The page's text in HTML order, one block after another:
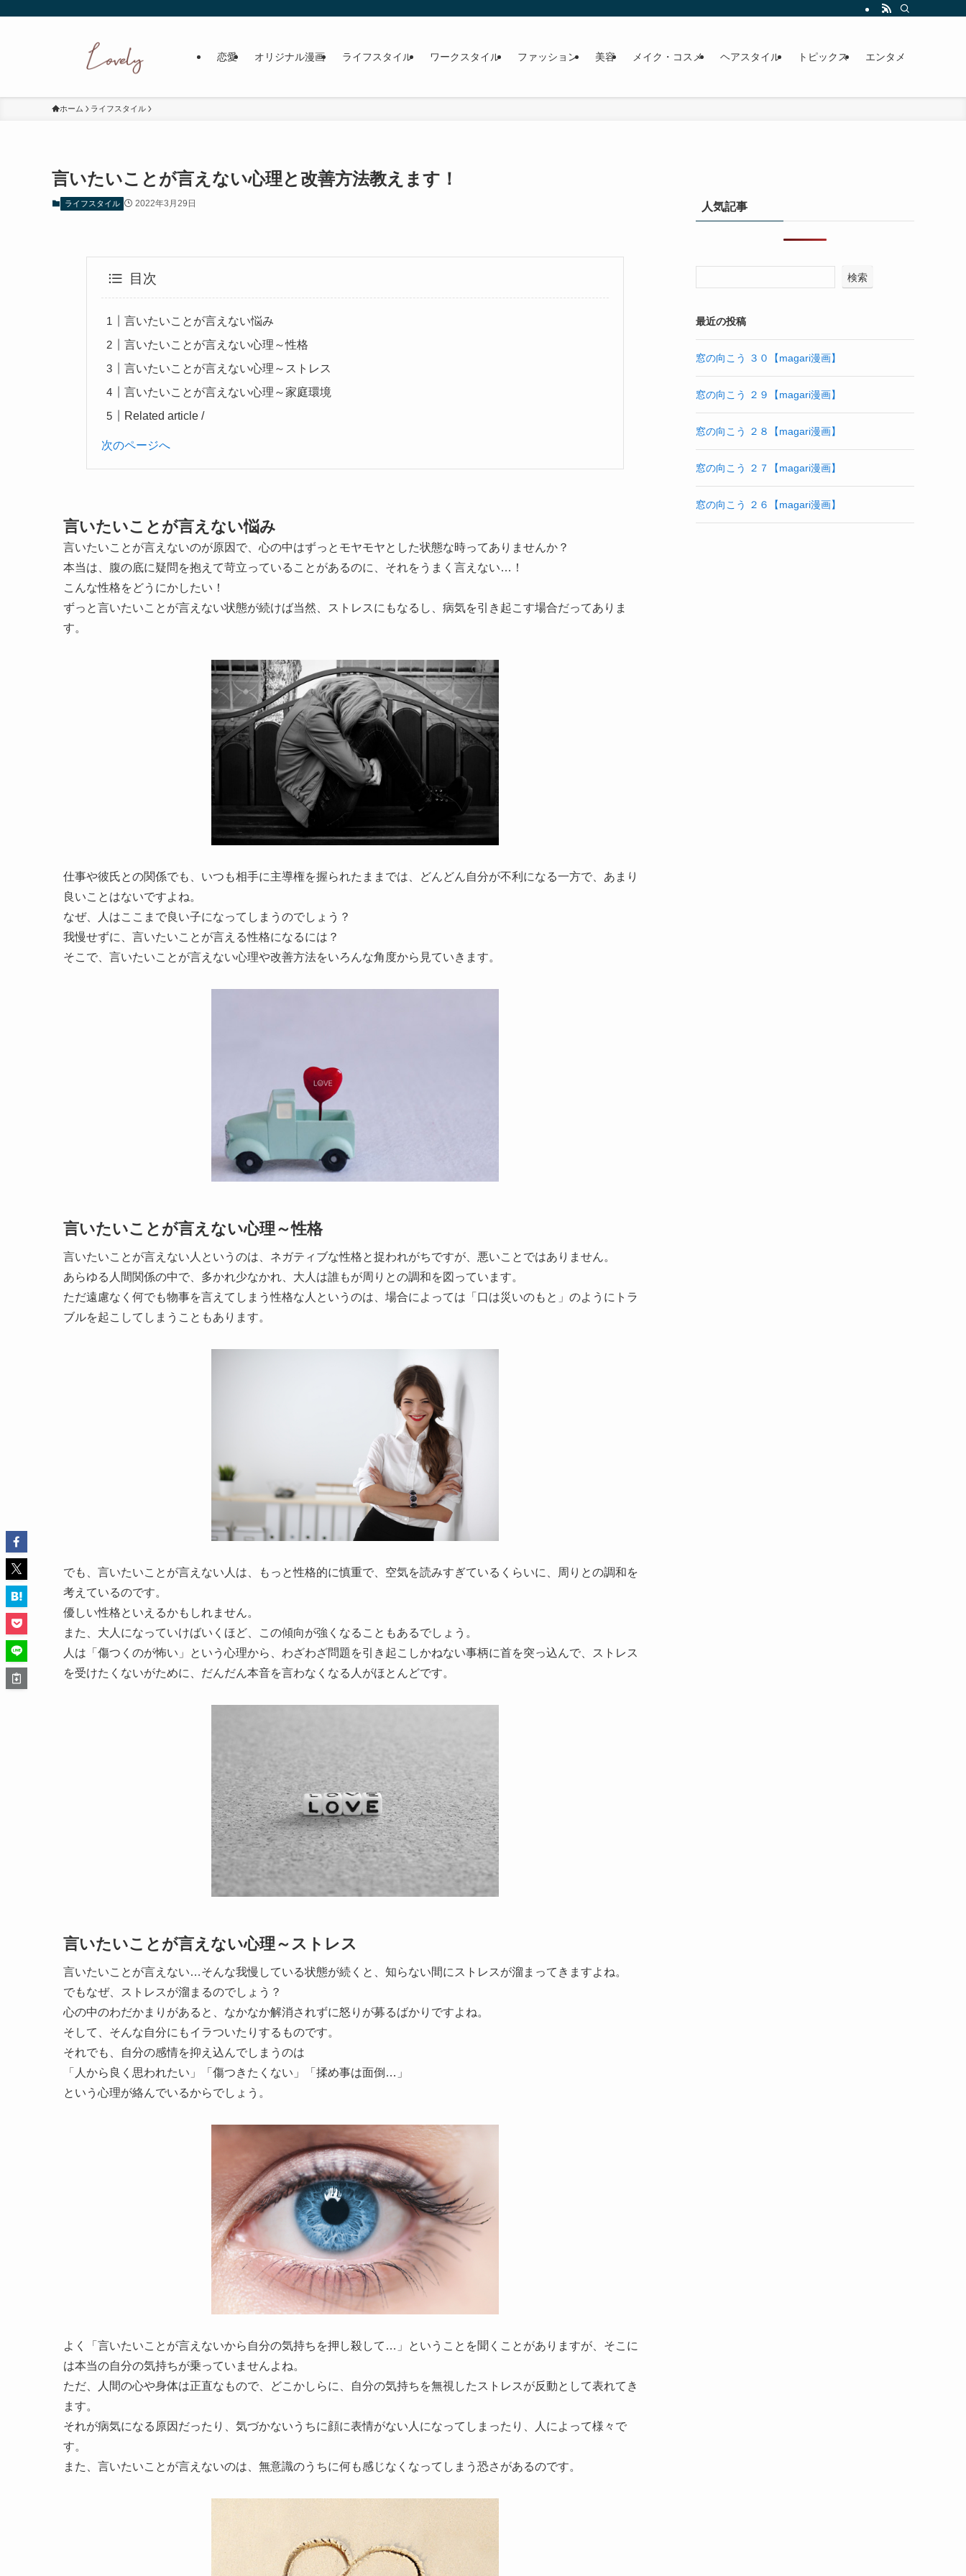
恋愛 オリジナル漫画 ライフスタイル ワークスタイル ファッション 美容 メイク・コスメ ヘアスタイル トピックス エンタメ
ホーム ライフスタイル
言いたいことが言えない心理と改善方法教えます！
ライフスタイル 2022年3月29日
目次
言いたいことが言えない悩み
言いたいことが言えない心理～性格
言いたいことが言えない心理～ストレス
言いたいことが言えない心理～家庭環境
Related article /
次のページへ
言いたいことが言えない悩み
言いたいことが言えないのが原因で、心の中はずっとモヤモヤとした状態な時ってありませんか？
本当は、腹の底に疑問を抱えて苛立っていることがあるのに、それをうまく言えない…！
こんな性格をどうにかしたい！
ずっと言いたいことが言えない状態が続けば当然、ストレスにもなるし、病気を引き起こす場合だってありま
す。
仕事や彼氏との関係でも、いつも相手に主導権を握られたままでは、どんどん自分が不利になる一方で、あまり
良いことはないですよね。
なぜ、人はここまで良い子になってしまうのでしょう？
我慢せずに、言いたいことが言える性格になるには？
そこで、言いたいことが言えない心理や改善方法をいろんな角度から見ていきます。
言いたいことが言えない心理～性格
言いたいことが言えない人というのは、ネガティブな性格と捉われがちですが、悪いことではありません。
あらゆる人間関係の中で、多かれ少なかれ、大人は誰もが周りとの調和を図っています。
ただ遠慮なく何でも物事を言えてしまう性格な人というのは、場合によっては「口は災いのもと」のようにトラ
ブルを起こしてしまうこともあります。
でも、言いたいことが言えない人は、もっと性格的に慎重で、空気を読みすぎているくらいに、周りとの調和を
考えているのです。
優しい性格といえるかもしれません。
また、大人になっていけばいくほど、この傾向が強くなることもあるでしょう。
人は「傷つくのが怖い」という心理から、わざわざ問題を引き起こしかねない事柄に首を突っ込んで、ストレス
を受けたくないがために、だんだん本音を言わなくなる人がほとんどです。
言いたいことが言えない心理～ストレス
言いたいことが言えない…そんな我慢している状態が続くと、知らない間にストレスが溜まってきますよね。
でもなぜ、ストレスが溜まるのでしょう？
心の中のわだかまりがあると、なかなか解消されずに怒りが募るばかりですよね。
そして、そんな自分にもイラついたりするものです。
それでも、自分の感情を抑え込んでしまうのは
「人から良く思われたい」「傷つきたくない」「揉め事は面倒…」
という心理が絡んでいるからでしょう。
よく「言いたいことが言えないから自分の気持ちを押し殺して…」ということを聞くことがありますが、そこに
は本当の自分の気持ちが乗っていませんよね。
ただ、人間の心や身体は正直なもので、どこかしらに、自分の気持ちを無視したストレスが反動として表れてき
ます。
それが病気になる原因だったり、気づかないうちに顔に表情がない人になってしまったり、人によって様々で
す。
また、言いたいことが言えないのは、無意識のうちに何も感じなくなってしまう恐さがあるのです。
人気記事
検索
最近の投稿
窓の向こう ３０【magari漫画】
窓の向こう ２９【magari漫画】
窓の向こう ２８【magari漫画】
窓の向こう ２７【magari漫画】
窓の向こう ２６【magari漫画】